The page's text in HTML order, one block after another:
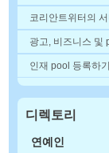
아이폰/패드용 받기
코리안트위터의
광고, 비즈니스 및
인재 pool 등록하기
디렉토리
연예인